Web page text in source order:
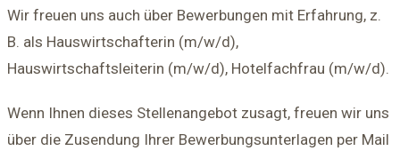
Wir freuen uns auch über Bewerbungen mit Erfahrung, z.
B. als Hauswirtschafterin (m/w/d),
Hauswirtschaftsleiterin (m/w/d), Hotelfachfrau (m/w/d).
Wenn Ihnen dieses Stellenangebot zusagt, freuen wir uns
über die Zusendung Ihrer Bewerbungsunterlagen per Mail